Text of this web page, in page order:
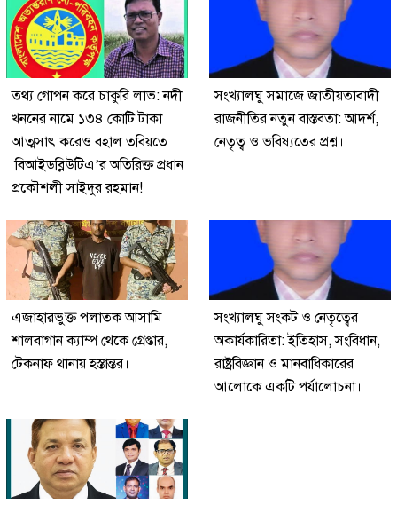
তথ্য গোপন করে চাকুরি লাভ: নদী
খননের নামে ১৩৪ কোটি টাকা
আত্মসাৎ করেও বহাল তবিয়তে
বিআইডব্লিউটিএ’র অতিরিক্ত প্রধান
প্রকৌশলী সাইদুর রহমান!
সংখ্যালঘু সমাজে জাতীয়তাবাদী
রাজনীতির নতুন বাস্তবতা: আদর্শ,
নেতৃত্ব ও ভবিষ্যতের প্রশ্ন।
এজাহারভুক্ত পলাতক আসামি
শালবাগান ক্যাম্প থেকে গ্রেপ্তার,
টেকনাফ থানায় হস্তান্তর।
সংখ্যালঘু সংকট ও নেতৃত্বের
অকার্যকারিতা: ইতিহাস, সংবিধান,
রাষ্ট্রবিজ্ঞান ও মানবাধিকারের
আলোকে একটি পর্যালোচনা।